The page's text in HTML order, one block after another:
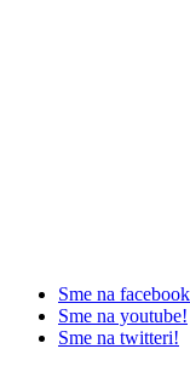
Sme na
Sme na youtube!
Sme na twitteri!